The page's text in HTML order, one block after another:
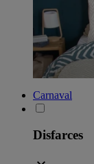
Carnaval
Disfarces